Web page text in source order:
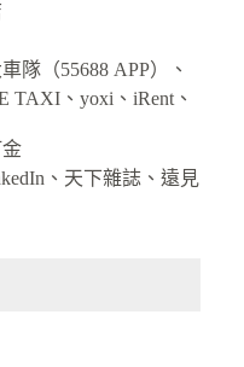
隊（55688 APP）、
TAXI、yoxi、iRent、
、天下雜誌、遠見